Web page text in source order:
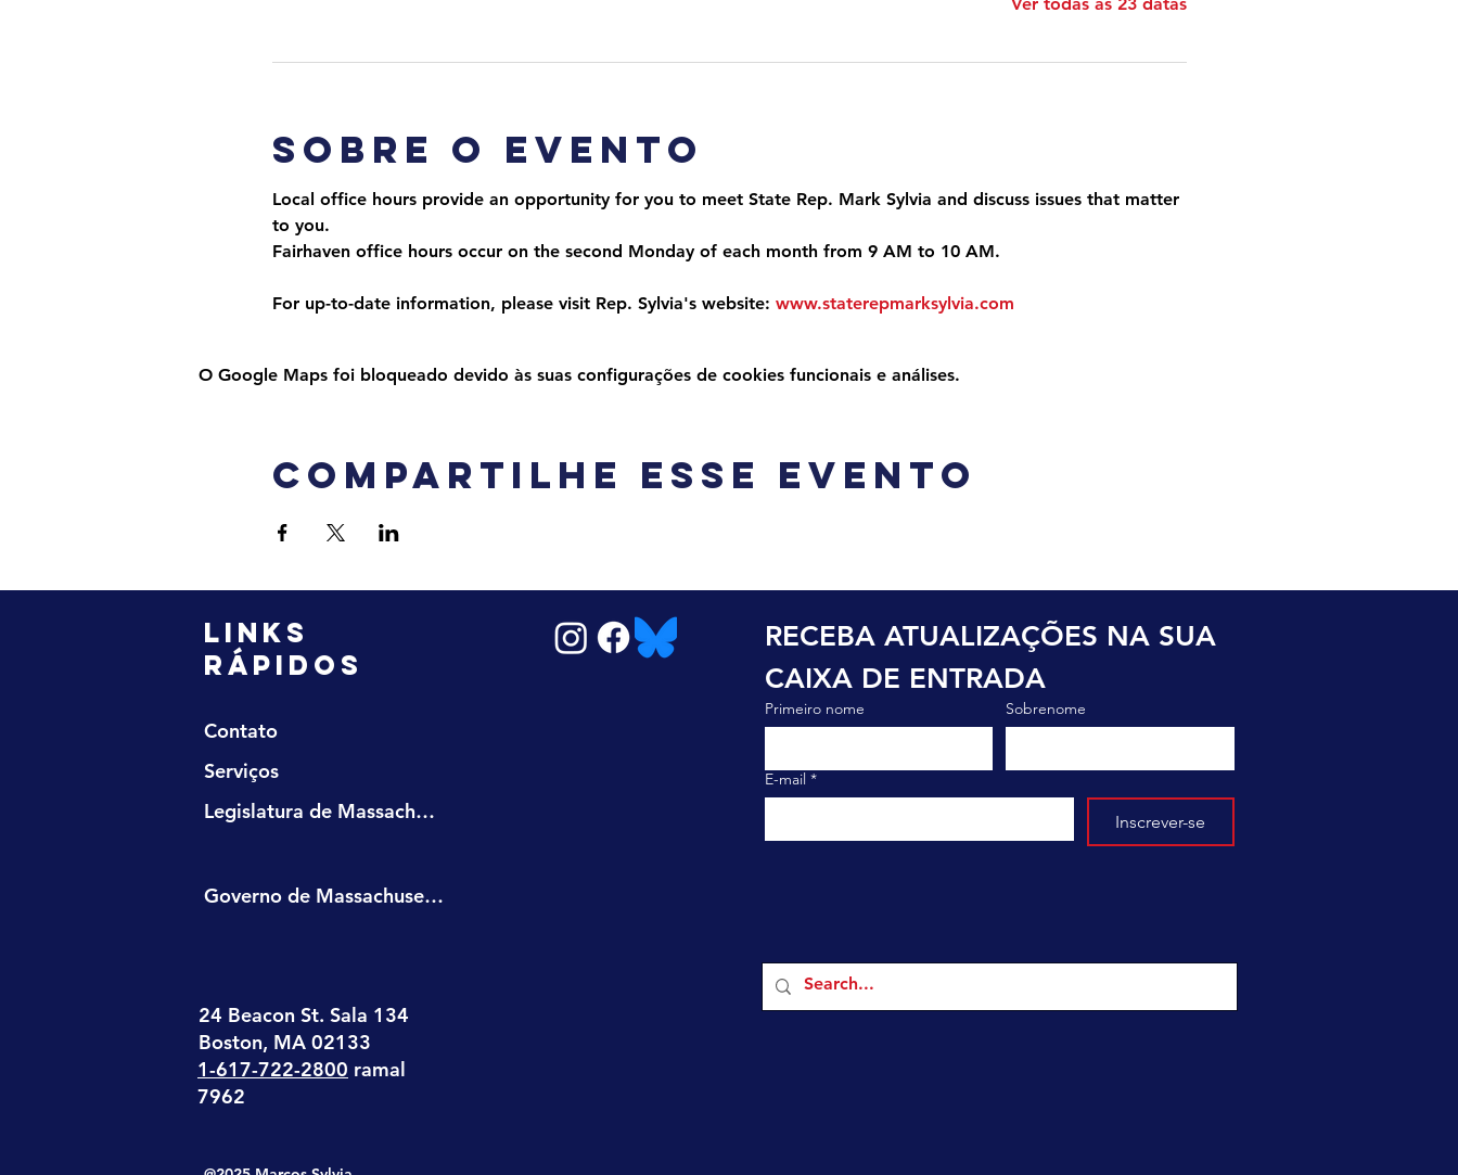
Sobre o evento
Local office hours provide an opportunity for you to meet State Rep. Mark Sylvia and discuss issues that matter
to you.
Fairhaven office hours occur on the second Monday of each month from 9 AM to 10 AM.
For up-to-date information, please visit Rep. Sylvia's website: www.staterepmarksylvia.com
O Google Maps foi bloqueado devido às suas configurações de cookies funcionais e análises.
Compartilhe esse evento
LINKS
RÁPIDOS
Contato
Serviços
Legislatura de Massachusetts
Governo de Massachusetts
RECEBA ATUALIZAÇÕES NA SUA
CAIXA DE ENTRADA
Primeiro nome Sobrenome
E-mail *
Inscrever-se
24 Beacon St. Sala 134
Boston, MA 02133
1-617-722-2800 ramal
7962